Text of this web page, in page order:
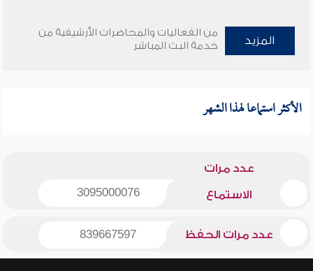
المزيد
من الفعاليات والمحاضرات الأرشيفية من
خدمة البث المباشر
الأكثر استماعا لهذا الشهر
عدد مرات
الاستماع 3095000076
عدد مرات الحفظ 839667597